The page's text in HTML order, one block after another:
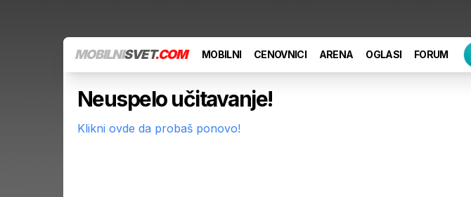
MOBILNISVET.COM MOBILNI CENOVNICI ARENA OGLASI FORUM
Neuspelo učitavanje!
Klikni ovde da probaš ponovo!